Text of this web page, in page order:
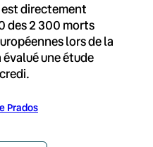
directement
des 2 300 morts
lors de la
une étude
Prados